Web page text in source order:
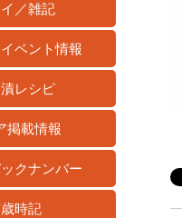
／雑記
ベント情報
レシピ
掲載情報
クナンバー
時記